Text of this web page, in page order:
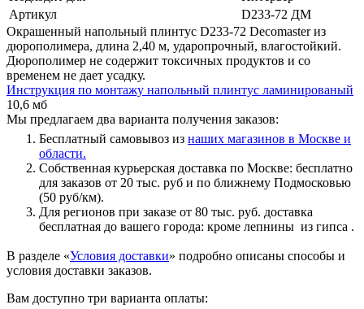
Артикул
D233-72 ДМ
Окрашенный напольный плинтус D233-72 Decomaster из
дюрополимера, длина 2,40 м, ударопрочный, влагостойкий.
Дюрополимер не содержит токсичных продуктов и со
временем не дает усадку.
Инструкция по монтажу напольный плинтус ламинированый
10,6 мб
Мы предлагаем два варианта получения заказов:
Бесплатный самовывоз из наших магазинов в Москве и
области.
Собственная курьерская доставка по Москве: бесплатно
для заказов от 20 тыс. руб и по ближнему Подмосковью
(50 руб/км).
Для регионов при заказе от 80 тыс. руб. доставка
бесплатная до вашего города: кроме лепнины из гипса .
В разделе «Условия доставки» подробно описаны способы и
условия доставки заказов.
Вам доступно три варианта оплаты: